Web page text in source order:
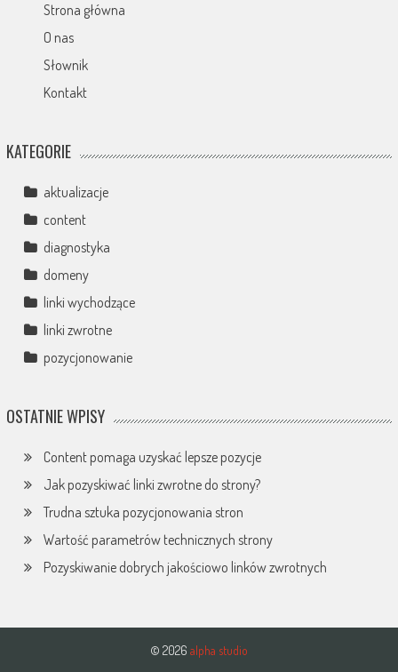
Strona główna
O nas
Słownik
Kontakt
KATEGORIE
aktualizacje
content
diagnostyka
domeny
linki wychodzące
linki zwrotne
pozycjonowanie
OSTATNIE WPISY
Content pomaga uzyskać lepsze pozycje
Jak pozyskiwać linki zwrotne do strony?
Trudna sztuka pozycjonowania stron
Wartość parametrów technicznych strony
Pozyskiwanie dobrych jakościowo linków zwrotnych
© 2026 alpha studio